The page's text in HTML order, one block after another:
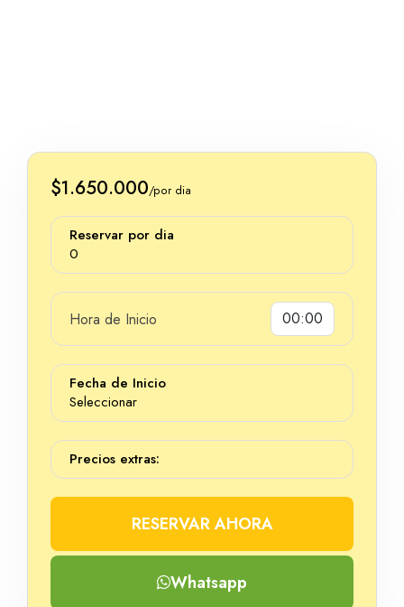
$1.650.000/por dia
Reservar por dia
0
Dias
Hora de Inicio
Fecha de Inicio
Seleccionar
Precios extras:
RESERVAR AHORA
Whatsapp